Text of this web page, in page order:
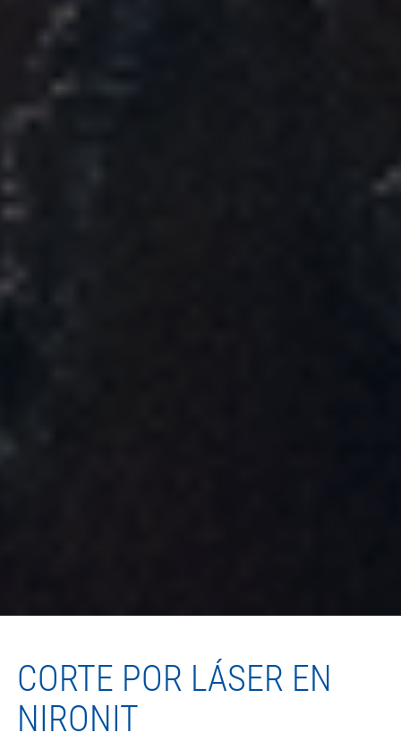
CORTE POR LÁSER EN
NIRONIT